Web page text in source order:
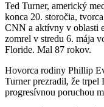
Ted Turner, americký
konca 20. storočia,
CNN a aktívny v oblasti
zomrel v stredu 6. mája
Floride. Mal 87 rokov.
Hovorca rodiny Phillip
Turner prezradil, že
progresívnou poruchou